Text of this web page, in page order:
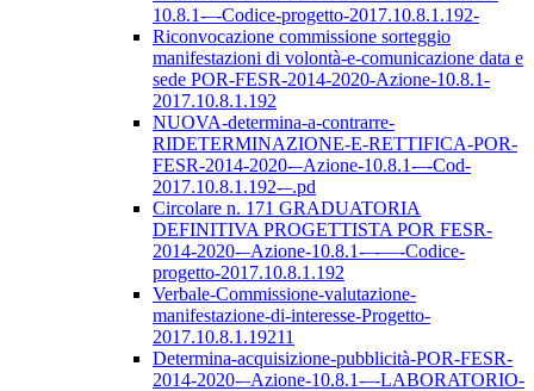
10.8.1-–-Codice-progetto-2017.10.8.1.192-
Riconvocazione commissione sorteggio
manifestazioni di volontà-e-comunicazione data e
sede POR-FESR-2014-2020-Azione-10.8.1-
2017.10.8.1.192
NUOVA-determina-a-contrarre-
RIDETERMINAZIONE-E-RETTIFICA-POR-
FESR-2014-2020-–Azione-10.8.1-–-Cod-
2017.10.8.1.192-–.pd
Circolare n. 171 GRADUATORIA
DEFINITIVA PROGETTISTA POR FESR-
2014-2020-–Azione-10.8.1-–-––-Codice-
progetto-2017.10.8.1.192
Verbale-Commissione-valutazione-
manifestazione-di-interesse-Progetto-
2017.10.8.1.19211
Determina-acquisizione-pubblicità-POR-FESR-
2014-2020-–Azione-10.8.1-–-LABORATORIO-